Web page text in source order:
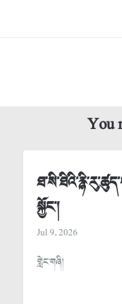
You
སྐྱོང་།
Jul 9, 2026
གླེང་གཞི།